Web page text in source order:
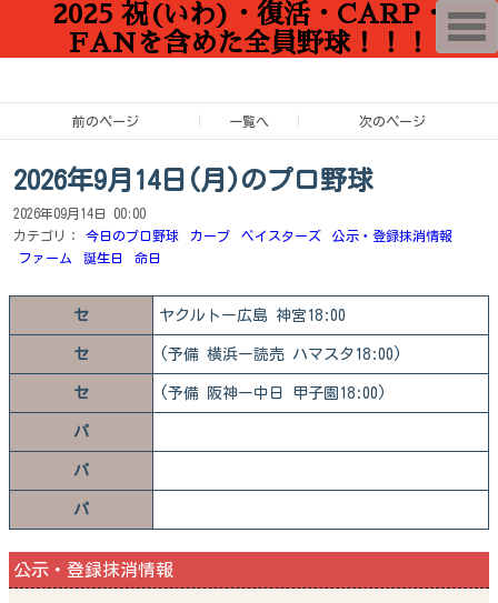
2025 祝(いわ)・復活・CARP・
FANを含めた全員野球！！！
前のページ 一覧へ 次のページ
2026年9月14日(月)のプロ野球
2026年09月14日 00:00
カテゴリ：
今日のプロ野球 カープ ベイスターズ
公示・登録抹消情報
ファーム
誕生日 命日
セ ヤクルトー広島 神宮18:00
セ (予備 横浜ー読売 ハマスタ18:00)
セ (予備 阪神ー中日 甲子園18:00)
パ
パ
パ
公示・登録抹消情報
T
o
g
e
a